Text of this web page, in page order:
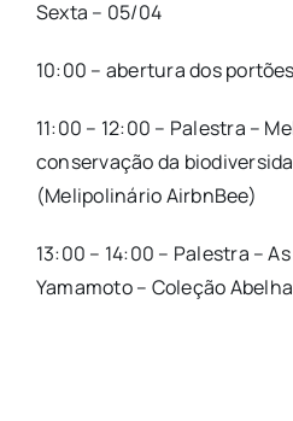
Sexta – 05/04
10:00 – abertura dos portões
11:00 – 12:00 – Palestra –
conservação da
(Melipolinário AirbnBee)
13:00 – 14:00 – Palestra –
Yamamoto – Coleção